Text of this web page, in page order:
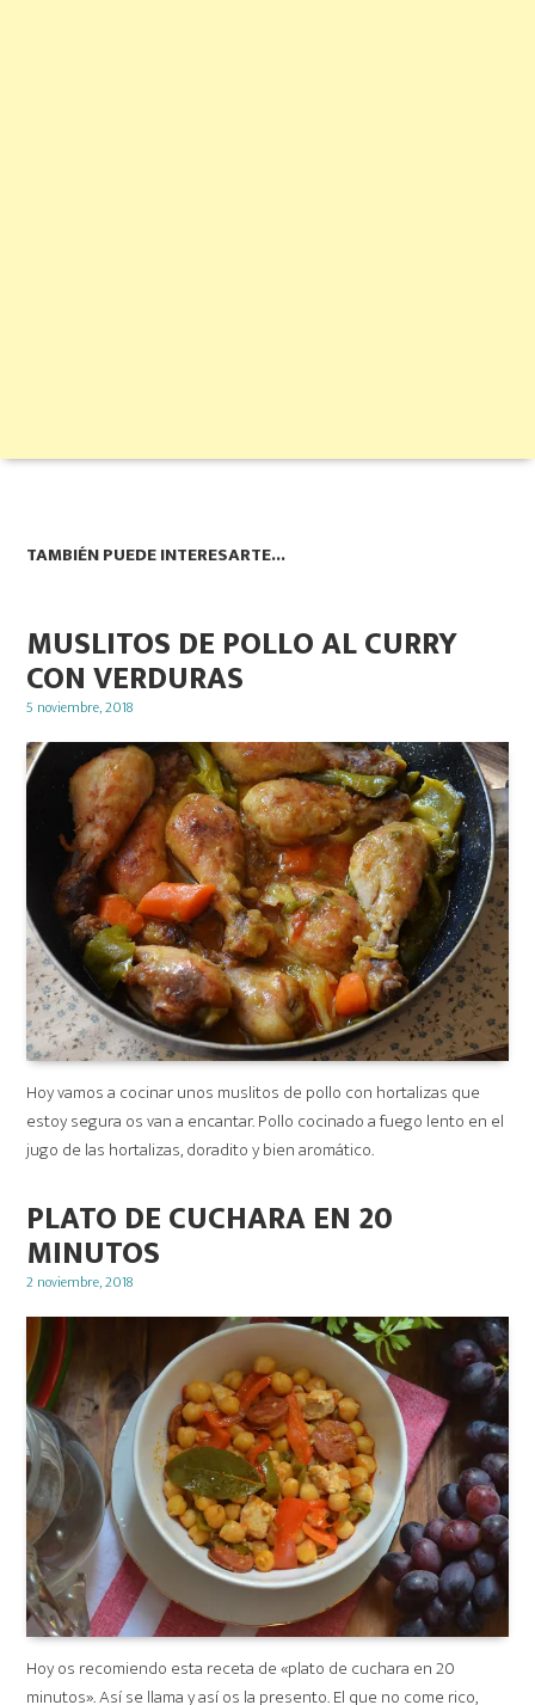
TAMBIÉN PUEDE INTERESARTE...
MUSLITOS DE POLLO AL CURRY
CON VERDURAS
Posted
5 noviembre, 2018
Hoy vamos a cocinar unos muslitos de pollo con hortalizas que
estoy segura os van a encantar. Pollo cocinado a fuego lento en el
jugo de las hortalizas, doradito y bien aromático.
PLATO DE CUCHARA EN 20
MINUTOS
Posted
2 noviembre, 2018
Hoy os recomiendo esta receta de «plato de cuchara en 20
minutos». Así se llama y así os la presento. El que no come rico,